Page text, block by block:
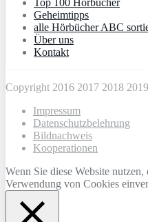
Geheimtipps
alle Hörbücher ABC
Über uns
Kontakt
Copyright 2016 2017 2018
Impressum
Datenschutzbelehrung
Bildnachweis
Kooperationen
Wenn Sie diese Website
Verwendung von Cookies